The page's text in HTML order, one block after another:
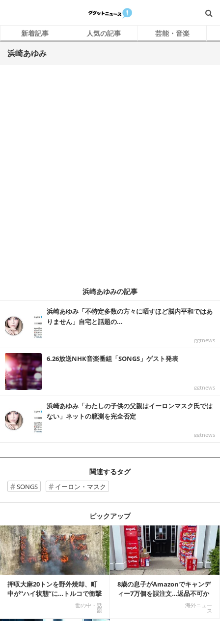
新着記事 人気の記事 芸能・音楽
浜崎あゆみ
浜崎あゆみの記事
浜崎あゆみ「不特定多数の方々に晒すほど脳内平和ではあ
りません」自宅と話題の...
ggtnews
6.26放送NHK音楽番組「SONGS」ゲスト発表
ggtnews
浜崎あゆみ「わたしの子供の父親はイーロンマスク氏では
ない」ネットの臆測を完全否定
ggtnews
関連するタグ
SONGS イーロン・マスク
ピックアップ
押収大麻20トンを野外焼却、町
中が“ハイ状態”に…トルコで衝撃
世の中・話
題
8歳の息子がAmazonでキャンデ
ィー7万個を誤注文…返品不可か
海外ニュー
ス
記事を読む